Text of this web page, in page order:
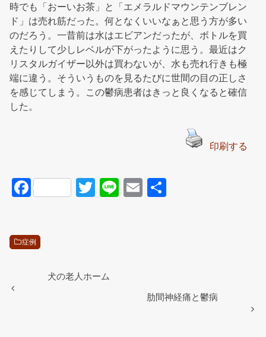
時でも「おーいお茶」と「エメラルドマウンテンブレン
ド」は売れ筋だった。何となくいいなぁと思う方が多い
のだろう。一昔前は水はエビアンだったが、ボトルを買
えたりして少しレベルが下がったように思う。最近はク
リスタルガイザー以外は買わないが、水も売れ行きも極
端に違う。そういうものを見るたびに世間の目の正しさ
を感じてしまう。この鬱病患者はきっと良くなると確信
した。
印刷する
F
e
T
Li
E
症例
犬の老人ホーム
肋間神経痛と鬱病